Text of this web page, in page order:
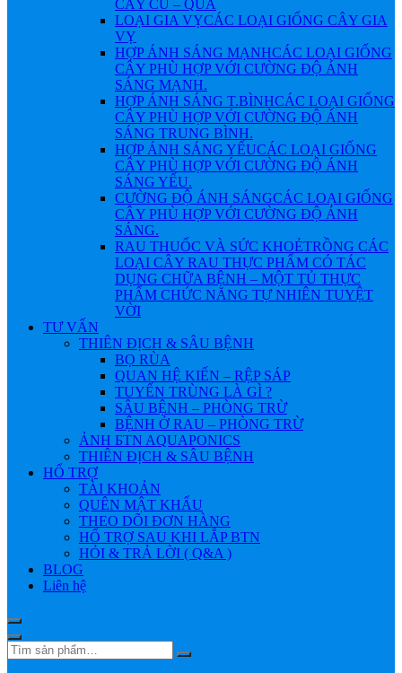
CÂY CỦ – QUẢ
LOẠI GIA VỴCÁC LOẠI GIỐNG CÂY GIA
VỴ
HỢP ÁNH SÁNG MẠNHCÁC LOẠI GIỐNG
CÂY PHÙ HỢP VỚI CƯỜNG ĐỘ ÁNH
SÁNG MẠNH.
HỢP ÁNH SÁNG T.BÌNHCÁC LOẠI GIỐNG
CÂY PHÙ HỢP VỚI CƯỜNG ĐỘ ÁNH
SÁNG TRUNG BÌNH.
HỢP ÁNH SÁNG YẾUCÁC LOẠI GIỐNG
CÂY PHÙ HỢP VỚI CƯỜNG ĐỘ ÁNH
SÁNG YẾU.
CƯỜNG ĐỘ ÁNH SÁNGCÁC LOẠI GIỐNG
CÂY PHÙ HỢP VỚI CƯỜNG ĐỘ ÁNH
SÁNG.
RAU THUỐC VÀ SỨC KHOẺTRỒNG CÁC
LOẠI CÂY RAU THỰC PHẨM CÓ TÁC
DỤNG CHỮA BỆNH – MỘT TỦ THỰC
PHẨM CHỨC NĂNG TỰ NHIÊN TUYỆT
VỜI
TƯ VẤN
THIÊN ĐỊCH & SÂU BỆNH
BỌ RÙA
QUAN HỆ KIẾN – RỆP SÁP
TUYẾN TRÙNG LÀ GÌ ?
SÂU BỆNH – PHÒNG TRỪ
BỆNH Ở RAU – PHÒNG TRỪ
ẢNH БTN AQUAPONICS
THIÊN ĐỊCH & SÂU BỆNH
HỔ TRỢ
TÀI KHOẢN
QUÊN MẬT KHẨU
THEO DÕI ĐƠN HÀNG
HỔ TRỢ SAU KHI LẮP BTN
HỎI & TRẢ LỜI ( Q&A )
BLOG
Liên hệ